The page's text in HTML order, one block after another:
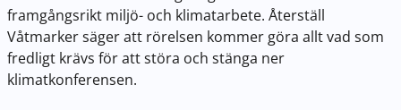
framgångsrikt miljö- och klimatarbete. Återställ
Våtmarker säger att rörelsen kommer göra allt vad som
fredligt krävs för att störa och stänga ner
klimatkonferensen.